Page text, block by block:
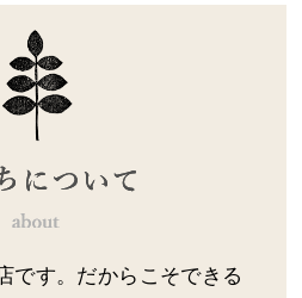
です。だからこそできる